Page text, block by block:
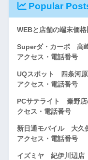
Popular
WEBと店舗の端末価
Superダ・カーポ 高
アクセス・電話番号
UQスポット 四条河原
アクセス・電話番号
PCサテライト 秦野店
クセス・電話番号
新日通モバイル 大久
アクセス・電話番号
イズミヤ 紀伊川辺店